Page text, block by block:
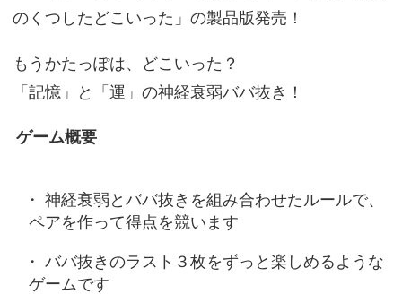
のくつしたどこいった」の製品版発売！
もうかたっぽは、どこいった？
「記憶」と「運」の神経衰弱ババ抜き！
ゲーム概要
神経衰弱とババ抜きを組み合わせたルールで、
ペアを作って得点を競います
​ババ抜きのラスト３枚をずっと楽しめるような
ゲームです